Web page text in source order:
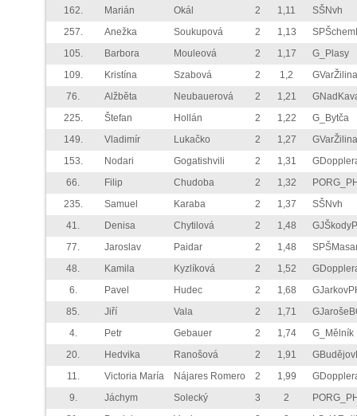
162.
Marián Okál 2 1,11
SŠNvh
257.
Anežka Soukupová 2 1,13
105.
Barbora Mouleová 2 1,17
G_Plasy
109.
Kristína Szabová 2 1,2
GVarŽilina
76.
Alžběta Neubauerová 2 1,21
225.
Štefan Hollán 2 1,22
G_Bytča
149.
Vladimír Lukačko 2 1,27
GVarŽilina
153.
Nodari Gogatishvili 2 1,31
66.
Filip Chudoba 2 1,32
235.
Samuel Karaba 2 1,37
SŠNvh
41.
Denisa Chytilová 2 1,48
77.
Jaroslav Paidar 2 1,48
48.
Kamila Kyzlíková 2 1,52
6.
Pavel Hudec 2 1,68
85.
Jiří Vala 2 1,71
4.
Petr Gebauer 2 1,74
G_Mělník
20.
Hedvika Ranošová 2 1,91
11.
Victoria María Nájares Romero 2 1,99
9.
Jáchym Solecký 3 2